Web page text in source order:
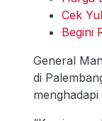
Cek
Begini
General
di